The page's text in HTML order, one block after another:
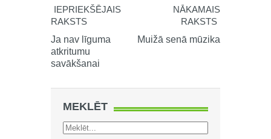
IEPRIEKŠĒJAIS
RAKSTS
Ja nav līguma
atkritumu
savākšanai
NĀKAMAIS
RAKSTS
Muižā senā mūzika
MEKLĒT